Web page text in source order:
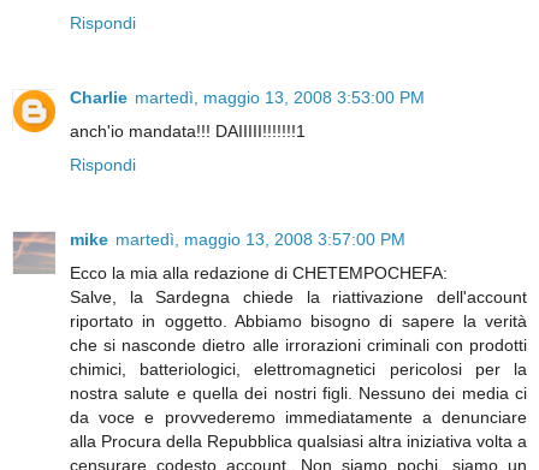
Rispondi
Charlie martedì, maggio 13, 2008 3:53:00 PM
anch'io mandata!!! DAIIIII!!!!!!!1
Rispondi
mike martedì, maggio 13, 2008 3:57:00 PM
Ecco la mia alla redazione di CHETEMPOCHEFA:
Salve, la Sardegna chiede la riattivazione dell'account
riportato in oggetto. Abbiamo bisogno di sapere la verità
che si nasconde dietro alle irrorazioni criminali con prodotti
chimici, batteriologici, elettromagnetici pericolosi per la
nostra salute e quella dei nostri figli. Nessuno dei media ci
da voce e provvederemo immediatamente a denunciare
alla Procura della Repubblica qualsiasi altra iniziativa volta a
censurare codesto account. Non siamo pochi, siamo un